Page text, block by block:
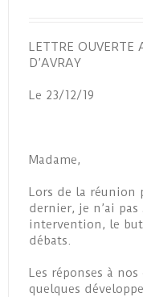
LETTRE OUVERTE
D’AVRAY
Le 23/12/19
Madame,
Lors de la réunion
dernier, je n’ai
intervention, le but
débats.
Les réponses à
quelques